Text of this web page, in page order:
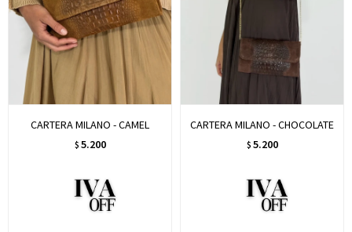
CARTERA MILANO - CAMEL
$ 5.200
CARTERA MILANO - CHOCOLATE
$ 5.200